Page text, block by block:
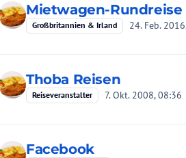
Mietwagen-Rundreise
Großbritannien & Irland 24. Feb.
Thoba Reisen
Reiseveranstalter 7. Okt. 2008, 08:36
Facebook